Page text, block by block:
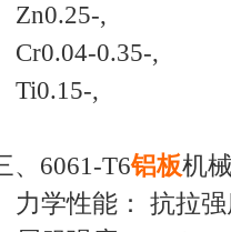
Zn0.25-,
Cr0.04-0.35-,
Ti0.15-,
、6061-T6铝板机
力学性能： 抗拉强